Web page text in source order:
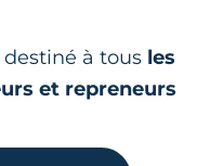
à tous les
et repreneurs